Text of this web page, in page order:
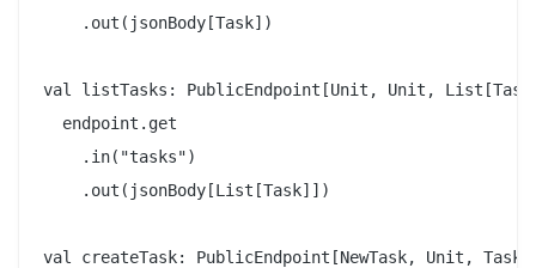
    .out(jsonBody[Task])
val listTasks: PublicEndpoint[Unit, Unit,
  endpoint.get
    .in("tasks")
    .out(jsonBody[List[Task]])
val createTask: PublicEndpoint[NewTask, Unit,